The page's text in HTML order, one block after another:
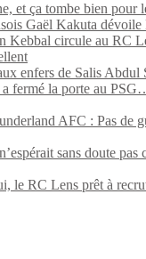
et ça tombe bien pour
Gaël Kakuta dévoile
Kebbal circule au RC
enfers de Salis Abdul
fermé la porte au
AFC : Pas de
sans doute pas
le RC Lens prêt à